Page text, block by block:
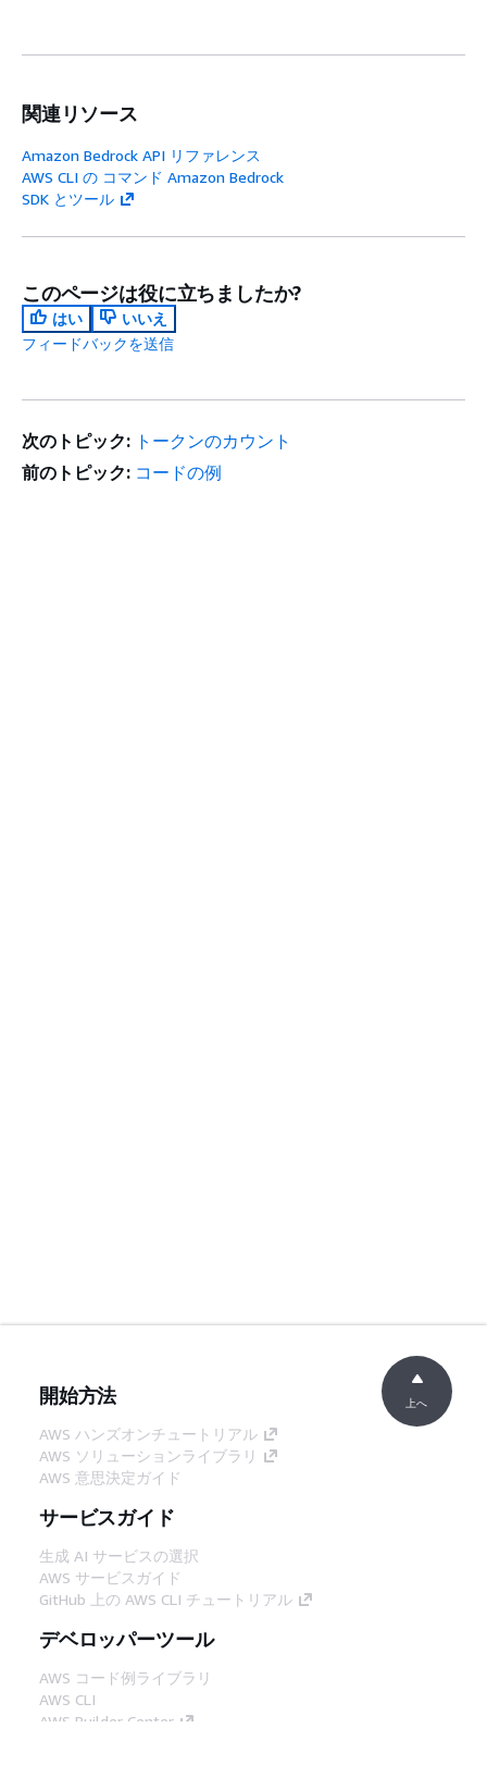
関連リソース
Amazon Bedrock API リファレンス
AWS CLI の コマンド Amazon Bedrock
SDK とツール
このページは役に立ちましたか?
はい
いいえ
フィードバックを送信
次のトピック: トークンのカウント
前のトピック: コードの例
開始方法
AWS ハンズオンチュートリアル
AWS ソリューションライブラリ
AWS 意思決定ガイド
サービスガイド
生成 AI サービスの選択
AWS サービスガイド
GitHub 上の AWS CLI チュートリアル
デベロッパーツール
AWS コード例ライブラリ
AWS CLI
AWS Builder Center
上へ